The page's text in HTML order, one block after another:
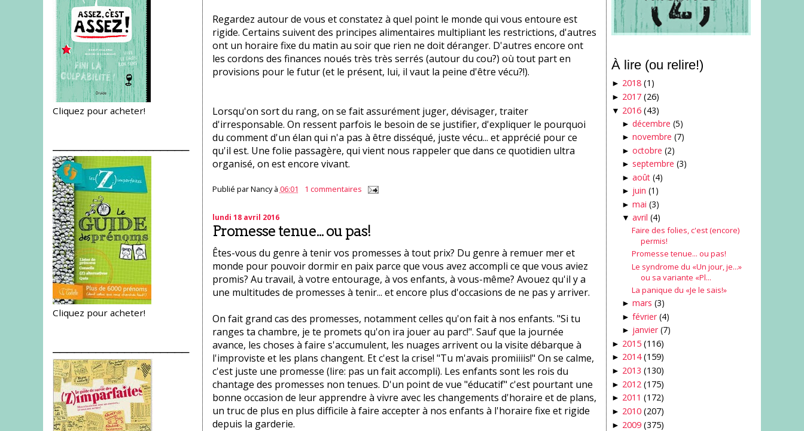
Cliquez pour acheter!
Cliquez pour acheter!
Regardez autour de vous et constatez à quel point le monde qui vous entoure est
rigide. Certains suivent des principes alimentaires multipliant les restrictions, d'autres
ont un horaire fixe du matin au soir que rien ne doit déranger. D'autres encore ont
les cordons des finances noués très très serrés (autour du cou?) où tout part en
provisions pour le futur (et le présent, lui, il vaut la peine d'être vécu?!).
Lorsqu'on sort du rang, on se fait assurément juger, dévisager, traiter
d'irresponsable. On ressent parfois le besoin de se justifier, d'expliquer le pourquoi
du comment d'un élan qui n'a pas à être disséqué, juste vécu... et apprécié pour ce
qu'il est. Une folie passagère, qui vient nous rappeler que dans ce quotidien ultra
organisé, on est encore vivant.
Publié parNancy à 06:01 1 commentaires
lundi 18 avril 2016
Promesse tenue... ou pas!
Êtes-vous du genre à tenir vos promesses à tout prix? Du genre à remuer mer et
monde pour pouvoir dormir en paix parce que vous avez accompli ce que vous aviez
promis? Au travail, à votre entourage, à vos enfants, à vous-même? Avouez qu'il y a
une multitudes de promesses à tenir... et encore plus d'occasions de ne pas y arriver.
On fait grand cas des promesses, notamment celles qu'on fait à nos enfants. "Si tu
ranges ta chambre, je te promets qu'on ira jouer au parc!". Sauf que la journée
avance, les choses à faire s'accumulent, les nuages arrivent ou la visite débarque à
l'improviste et les plans changent. Et c'est la crise! "Tu m'avais promiiiis!" On se calme,
c'est juste une promesse (lire: pas un fait accompli). Les enfants sont les rois du
chantage des promesses non tenues. D'un point de vue "éducatif" c'est pourtant une
bonne occasion de leur apprendre à vivre avec les changements d'horaire et de plans,
un truc de plus en plus difficile à faire accepter à nos enfants à l'horaire fixe et rigide
depuis la garderie.
À lire (ou relire!)
► 2018 (1)
► 2017 (26)
▼ 2016 (43)
► décembre (5)
► novembre (7)
► octobre (2)
► septembre (3)
► août (4)
► juin (1)
► mai (3)
▼ avril (4)
Faire des folies, c'est (encore)
permis!
Promesse tenue... ou pas!
Le syndrome du «Un jour, je...»
ou sa variante «Pl...
La panique du «Je le sais!»
► mars (3)
► février (4)
► janvier (7)
► 2015 (116)
► 2014 (159)
► 2013 (130)
► 2012 (175)
► 2011 (172)
► 2010 (207)
► 2009 (375)